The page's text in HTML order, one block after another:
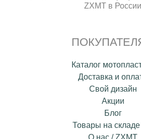
ZXMT в России
Каталог
Доставка и
Свой дизайн
Акции
Блог
Товары на
О нас / ZXMT